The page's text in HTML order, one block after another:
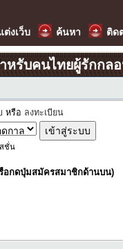
งเว็บ ค้นหา ติด
รับคนไทยผู้รักกล
หรือ ลงทะเบียน
สชั่น
อกดปุ่มสมัครสมาชิกด้านบน)